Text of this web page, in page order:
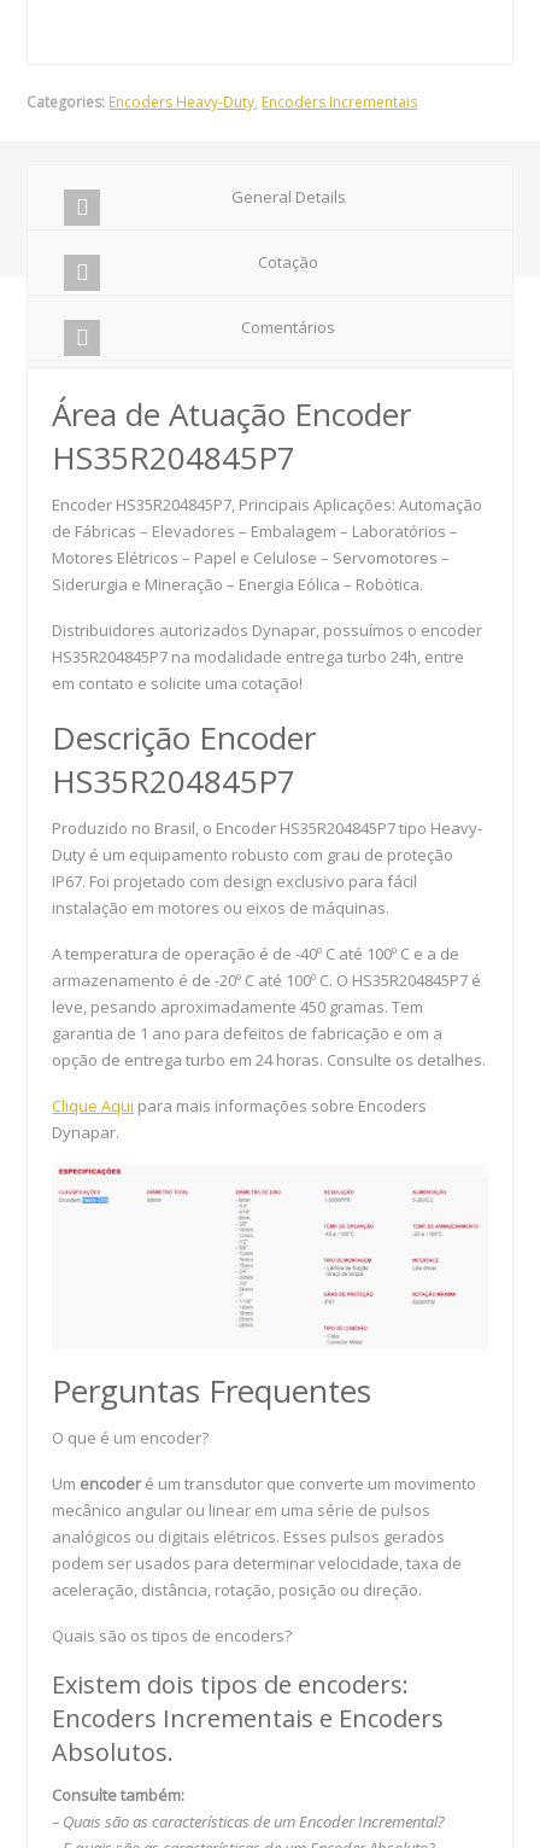
Categories: Encoders Heavy-Duty, Encoders Incrementais
General Details
Cotação
Comentários
Área de Atuação Encoder
HS35R204845P7
Encoder HS35R204845P7, Principais Aplicações: Automação
de Fábricas – Elevadores – Embalagem – Laboratórios –
Motores Elétricos – Papel e Celulose – Servomotores –
Siderurgia e Mineração – Energia Eólica – Robótica.
Distribuidores autorizados Dynapar, possuímos o encoder
HS35R204845P7 na modalidade entrega turbo 24h, entre
em contato e solicite uma cotação!
Descrição Encoder
HS35R204845P7
Produzido no Brasil, o Encoder HS35R204845P7 tipo Heavy-
Duty é um equipamento robusto com grau de proteção
IP67. Foi projetado com design exclusivo para fácil
instalação em motores ou eixos de máquinas.
A temperatura de operação é de -40º C até 100º C e a de
armazenamento é de -20º C até 100º C. O HS35R204845P7 é
leve, pesando aproximadamente 450 gramas. Tem
garantia de 1 ano para defeitos de fabricação e om a
opção de entrega turbo em 24 horas. Consulte os detalhes.
Clique Aqui para mais informações sobre Encoders
Dynapar.
Perguntas Frequentes
O que é um encoder?
Um encoderé um transdutor que converte um movimento
mecânico angular ou linear em uma série de pulsos
analógicos ou digitais elétricos. Esses pulsos gerados
podem ser usados para determinar velocidade, taxa de
aceleração, distância, rotação, posição ou direção.
Quais são os tipos de encoders?
Existem dois tipos de encoders:
Encoders Incrementais e Encoders
Absolutos.
Consulte também:
– Quais são as características de um Encoder Incremental?